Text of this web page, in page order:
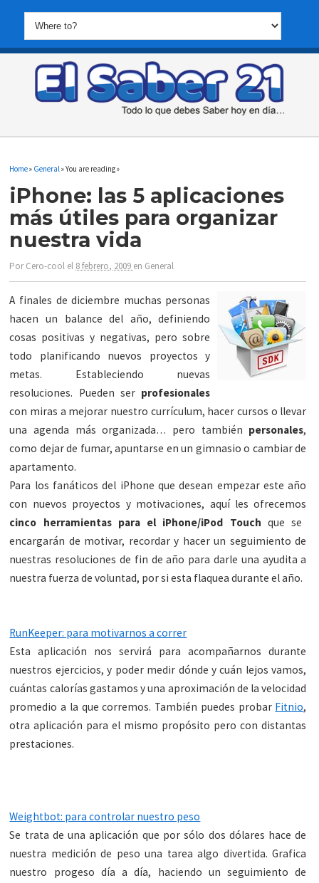
Home» General » You are reading »
iPhone: las 5 aplicaciones
más útiles para organizar
nuestra vida
PorCero-cool el 8 febrero, 2009 en General
A finales de diciembre muchas personas
hacen un balance del año, definiendo
cosas positivas y negativas, pero sobre
todo planificando nuevos proyectos y
metas. Estableciendo nuevas
resoluciones. Pueden ser profesionales
con miras a mejorar nuestro currículum, hacer cursos o llevar
una agenda más organizada… pero también personales,
como dejar de fumar, apuntarse en un gimnasio o cambiar de
apartamento.
Para los fanáticos del iPhone que desean empezar este año
con nuevos proyectos y motivaciones, aquí les ofrecemos
cinco herramientas para el iPhone/iPod Touch que se
encargarán de motivar, recordar y hacer un seguimiento de
nuestras resoluciones de fin de año para darle una ayudita a
nuestra fuerza de voluntad, por si esta flaquea durante el año.
RunKeeper: para motivarnos a correr
Esta aplicación nos servirá para acompañarnos durante
nuestros ejercicios, y poder medir dónde y cuán lejos vamos,
cuántas calorías gastamos y una aproximación de la velocidad
promedio a la que corremos. También puedes probar Fitnio,
otra aplicación para el mismo propósito pero con distantas
prestaciones.
Weightbot: para controlar nuestro peso
Se trata de una aplicación que por sólo dos dólares hace de
nuestra medición de peso una tarea algo divertida. Grafica
nuestro progeso día a día, haciendo un seguimiento de